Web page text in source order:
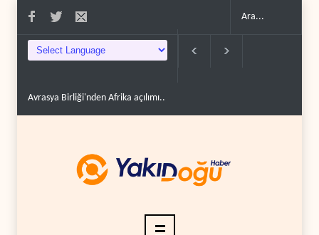
Avrasya Birliği'nden Afrika açılımı..